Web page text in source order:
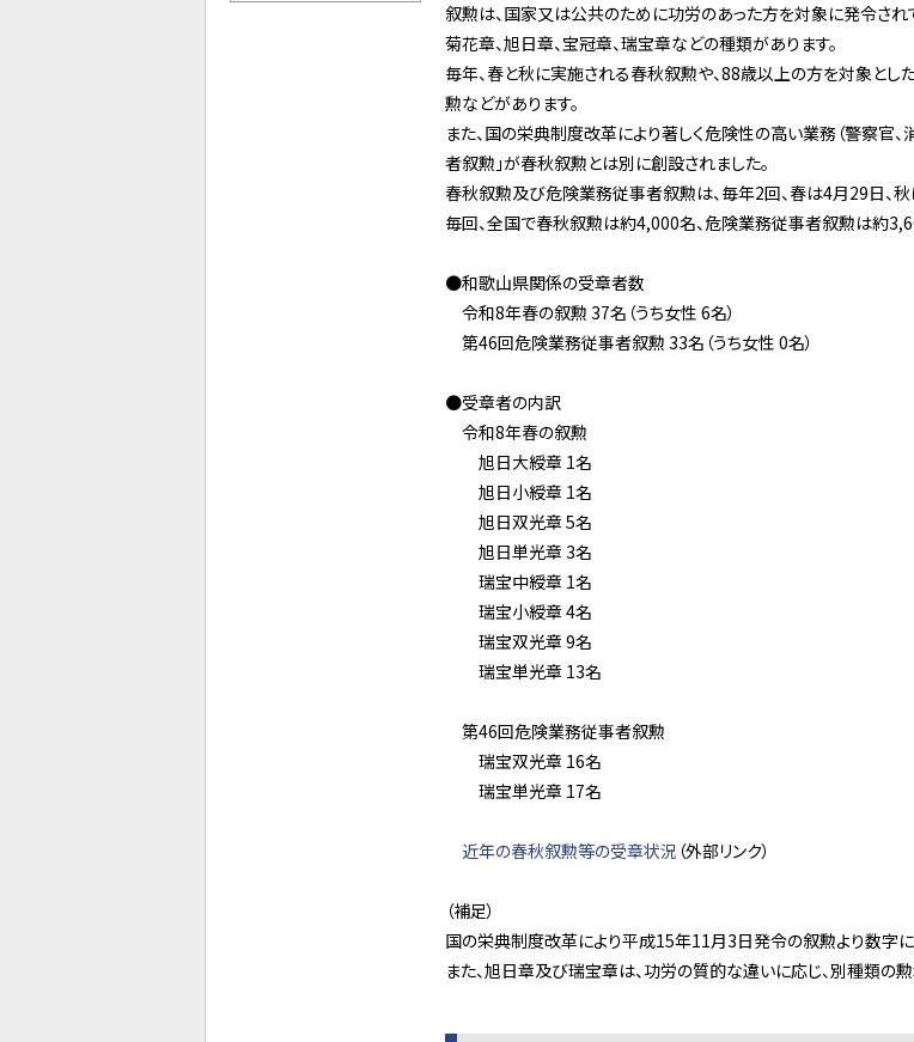
叙勲は、国家又は公共のために功労のあった方を対象に発令され
菊花章、旭日章、宝冠章、瑞宝章などの種類があります。
毎年、春と秋に実施される春秋叙勲や、88歳以上の方を対象と
勲などがあります。
また、国の栄典制度改革により著しく危険性の高い業務（警察官
者叙勲」が春秋叙勲とは別に創設されました。
春秋叙勲及び危険業務従事者叙勲は、毎年2回、春は4月29日、秋
毎回、全国で春秋叙勲は約4,000名、危険業務従事者叙勲は約
●和歌山県関係の受章者数
令和8年春の叙勲 37名（うち女性 6名）
第46回危険業務従事者叙勲 33名（うち女性 0名）
●受章者の内訳
令和8年春の叙勲
旭日大綬章 1名
旭日小綬章 1名
旭日双光章 5名
旭日単光章 3名
瑞宝中綬章 1名
瑞宝小綬章 4名
瑞宝双光章 9名
瑞宝単光章 13名
第46回危険業務従事者叙勲
瑞宝双光章 16名
瑞宝単光章 17名
近年の春秋叙勲等の受章状況 （外部リンク）
（補足）
国の栄典制度改革により平成15年11月3日発令の叙勲より数字
また、旭日章及び瑞宝章は、功労の質的な違いに応じ、別種類の